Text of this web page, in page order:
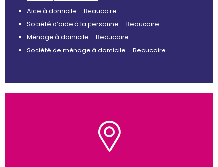
Aide à domicile – Beaucaire
Société d’aide à la personne – Beaucaire
Ménage à domicile – Beaucaire
Société de ménage à domicile – Beaucaire